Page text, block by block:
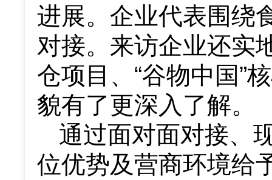
进展。企业代表围绕
对接。来访企业还实
仓项目、 “谷物中国”
貌有了更深入了解。
通过面对面对接、
位优势及营商环境给